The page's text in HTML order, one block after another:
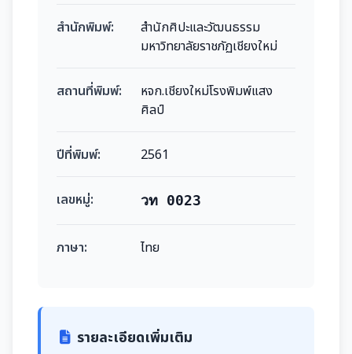
สำนักพิมพ์:
สำนักศิปะและวัฒนธรรม
มหาวิทยาลัยราชภัฏเชียงใหม่
สถานที่พิมพ์:
หจก.เชียงใหม่โรงพิมพ์แสง
ศิลป์
ปีที่พิมพ์: 2561
เลขหมู่: วท 0023
ภาษา: ไทย
รายละเอียดเพิ่มเติม